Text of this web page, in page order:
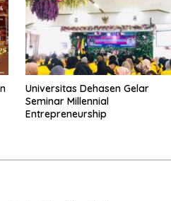
Universitas Dehasen Gelar
Seminar Millennial
Entrepreneurship